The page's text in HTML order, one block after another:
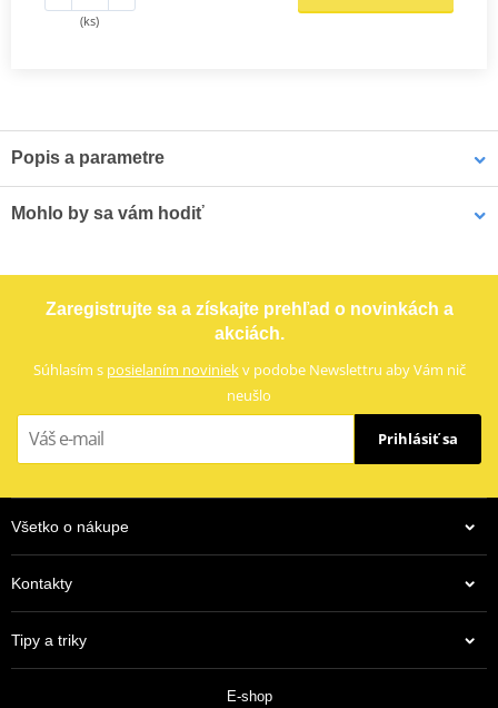
(ks)
Popis a parametre
Výrobca
Mohlo by sa vám hodiť
Zaregistrujte sa a získajte prehľad o novinkách a
akciách.
Súhlasím s posielaním noviniekv podobe Newslettru aby Vám nič
neušlo
Prihlásiť sa
Všetko o nákupe
Kontakty
Tipy a triky
E-shop